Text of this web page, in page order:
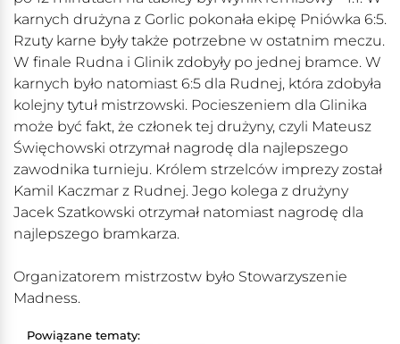
karnych drużyna z Gorlic pokonała ekipę Pniówka 6:5.
Rzuty karne były także potrzebne w ostatnim meczu.
W finale Rudna i Glinik zdobyły po jednej bramce. W
karnych było natomiast 6:5 dla Rudnej, która zdobyła
kolejny tytuł mistrzowski. Pocieszeniem dla Glinika
może być fakt, że członek tej drużyny, czyli Mateusz
Święchowski otrzymał nagrodę dla najlepszego
zawodnika turnieju. Królem strzelców imprezy został
Kamil Kaczmar z Rudnej. Jego kolega z drużyny
Jacek Szatkowski otrzymał natomiast nagrodę dla
najlepszego bramkarza.
Organizatorem mistrzostw było Stowarzyszenie
Madness.
Powiązane tematy: